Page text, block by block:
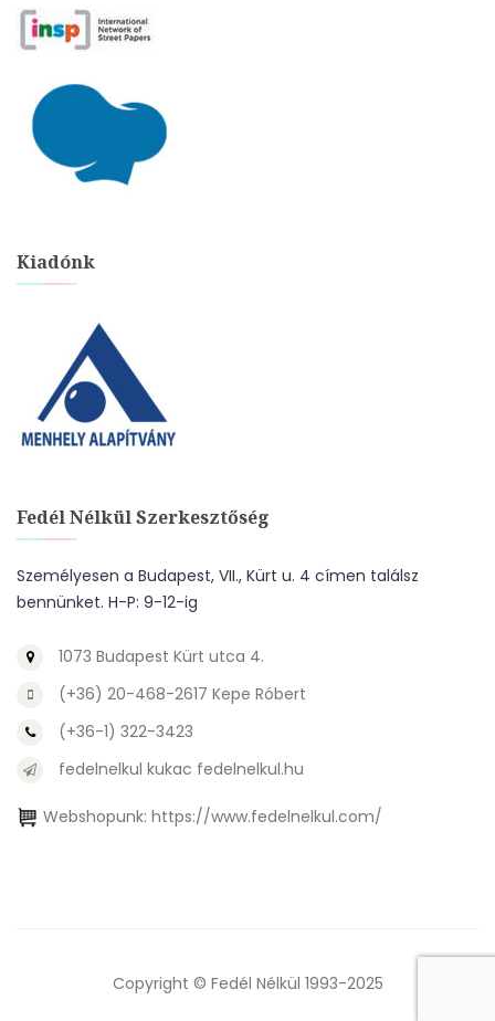
Kiadónk
Fedél Nélkül Szerkesztőség
Személyesen a Budapest, VII., Kürt u. 4 címen találsz
bennünket. H-P: 9-12-ig
1073 Budapest Kürt utca 4.
(+36) 20-468-2617 Kepe Róbert
(+36-1) 322-3423
fedelnelkul kukac fedelnelkul.hu
Webshopunk: https://www.fedelnelkul.com/
Copyright © Fedél Nélkül 1993-2025